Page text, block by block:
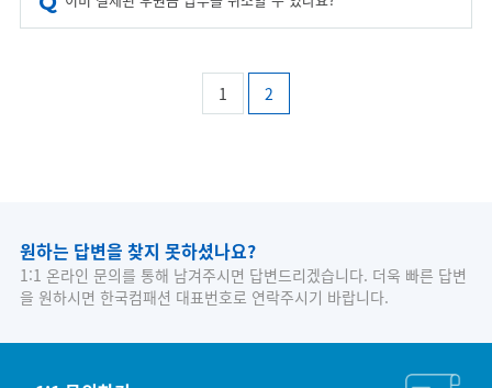
1 2
원하는 답변을 찾지 못하셨나요?
1:1 온라인 문의를 통해 남겨주시면 답변드리겠습니다. 더욱 빠른 답변
을 원하시면 한국컴패션 대표번호로 연락주시기 바랍니다.